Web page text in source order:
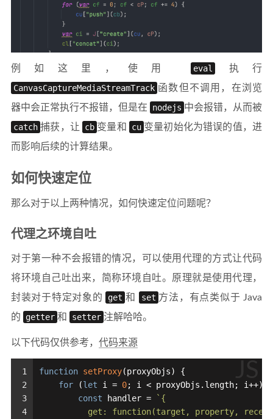
例如这里，使用 eval
执行
CanvasCaptureMediaStreamTrack 函数但不调用，在浏览
器中会正常执行不报错，但是在
nodejs 中会报错，从而被
catch 捕获，让 cb 变量和 cu 变量初始化为错误的值，进
而影响后续的计算结果。
如何快速定位
那么对于以上两种情况，如何快速定位问题呢？
代理之环境自吐
对于第一种不会报错的情况，可以使用代理的方式让代码
将环境自己吐出来，简称环境自吐。原理就是使用代理，
封装对于特定对象的
get 和 set 方法，有点类似于 Java
的
getter 和 setter 注解哈哈。
以下代码仅供参考， 代码来源
1
2
3
4
function setProxy(proxyObjs) {
for (let i = 0; i < proxyObjs. length; i++) {
const handler =
`{
get: function(target, property,